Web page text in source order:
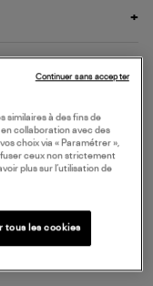
similaires à des fins de
collaboration avec des
choix via « Paramétrer »,
ceux non strictement
plus sur l’utilisation de
tous les cookies
Continuer sans accepter